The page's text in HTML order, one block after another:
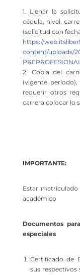
1. Llenar la
cédula, nivel,
(solicitud con
https://
content/uploads/
2. Copia del
(vigente
requerir otros
carrera colocar lo
IMPORTANTE:
Estar
académico
Documentos
especiales
Certificado de
sus